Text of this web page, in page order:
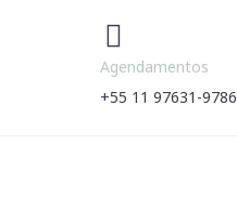


Agendamentos
+55 11 97631-9786